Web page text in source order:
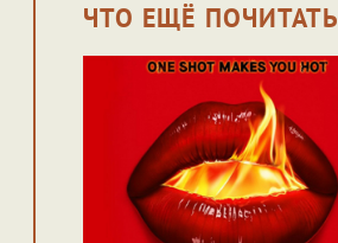
ЧТО ЕЩЁ ПОЧИТАТЬ